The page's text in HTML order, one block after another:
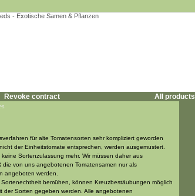
Revoke contract All products
für alte Tomatensorten sehr kompliziert geworden
der Einheitstomate entsprechen, werden ausgemustert.
Sortenzulassung mehr. Wir müssen daher aus
von uns angebotenen Tomatensamen nur als
angeboten werden.
bemühen, können Kreuzbestäubungen möglich
der Sorten gegeben werden. Alle angebotenen